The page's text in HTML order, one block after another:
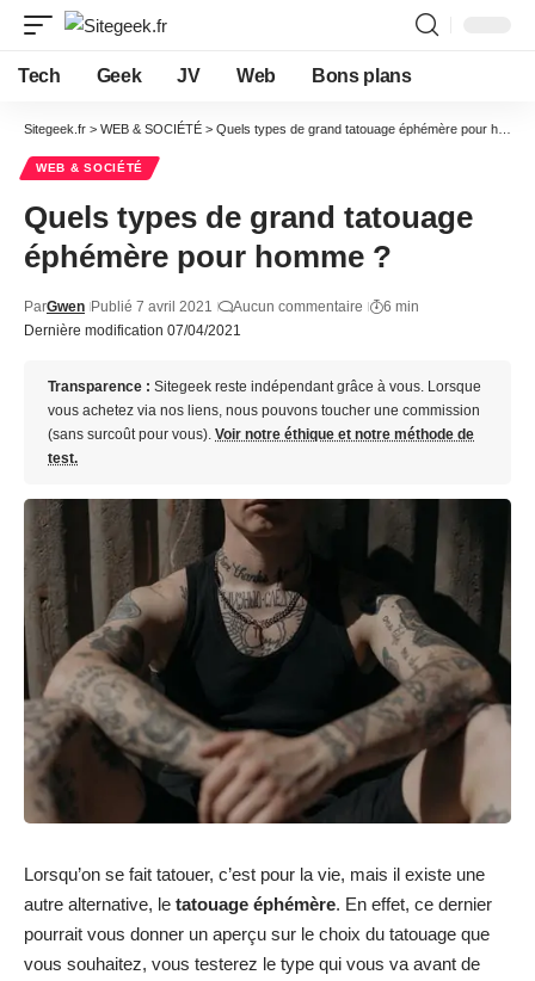
Tech Geek JV Web Bons plans
Sitegeek.fr > WEB & SOCIÉTÉ > Quels types de grand tatouage éphémère pour homme ?
WEB & SOCIÉTÉ
Quels types de grand tatouage
éphémère pour homme ?
Dernière modification 07/04/2021
ParGwen Publié 7 avril 2021 Aucun commentaire 6 min
Transparence : Sitegeek reste indépendant grâce à vous. Lorsque
vous achetez via nos liens, nous pouvons toucher une commission
(sans surcoût pour vous). Voir notre éthique et notre méthode de
test.
Lorsqu’on se fait tatouer, c’est pour la vie, mais il existe une
autre alternative, le tatouage éphémère. En effet, ce dernier
pourrait vous donner un aperçu sur le choix du tatouage que
vous souhaitez, vous testerez le type qui vous va avant de